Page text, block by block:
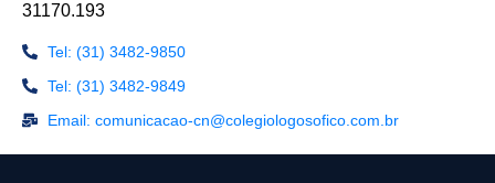
31170.193
Tel: (31) 3482-9850
Tel: (31) 3482-9849
Email: comunicacao-cn@colegiologosofico.com.br